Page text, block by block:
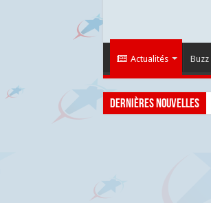
Actualités Buzz
Dernières nouvelles